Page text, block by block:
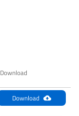
Download
Download